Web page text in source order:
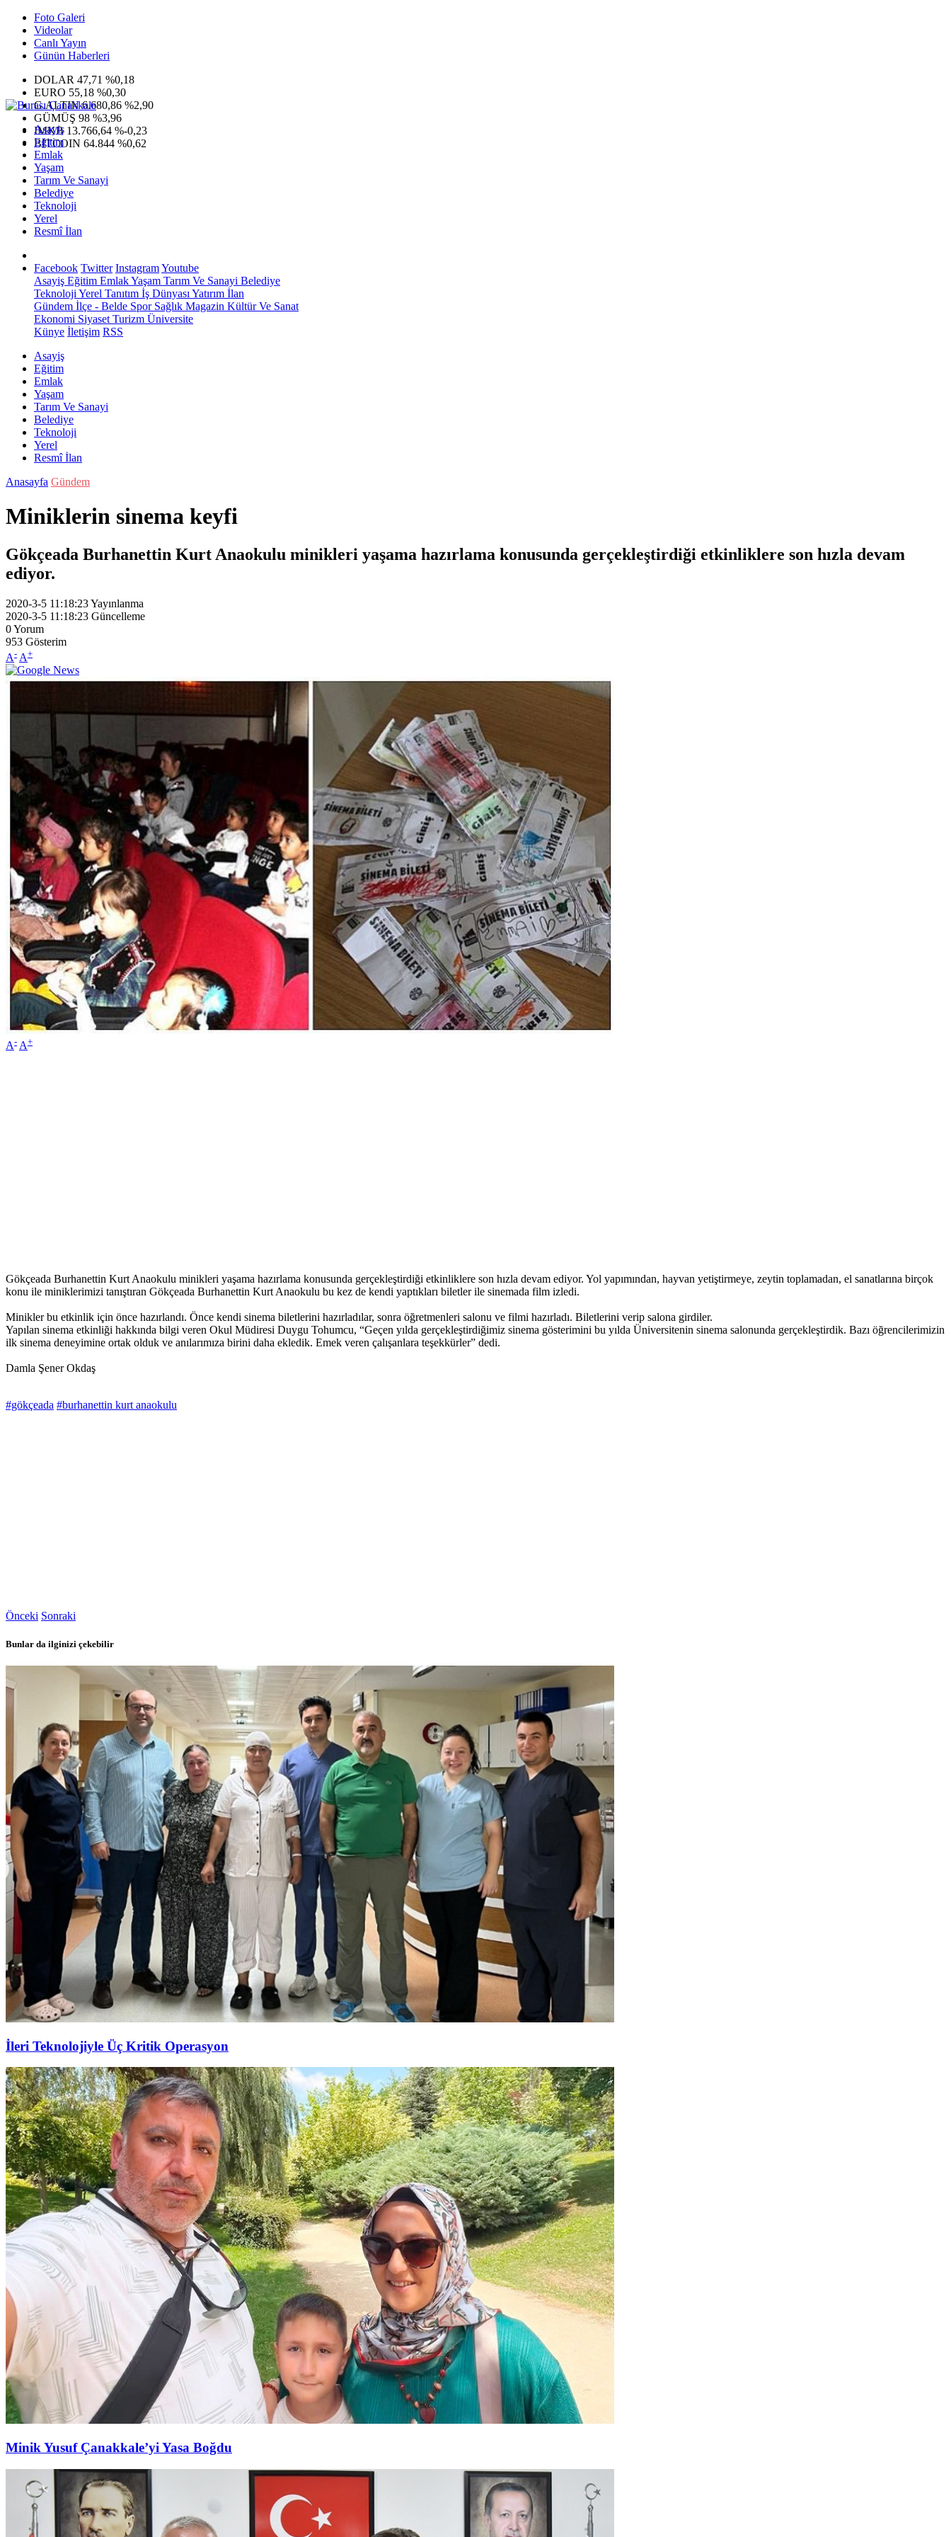
Foto Galeri
Videolar
Canlı Yayın
Günün Haberleri
DOLAR 47,71 %0,18
EURO 55,18 %0,30
G.ALTIN6.680,86 %2,90
GÜMÜŞ 98 %3,96
IMKB 13.766,64 %-0,23
BITCOIN 64.844 %0,62
Asayiş
Eğitim
Emlak
Yaşam
Tarım Ve Sanayi
Belediye
Teknoloji
Yerel
Resmî İlan
Facebook Twitter InstagramYoutube
Asayiş Eğitim EmlakYaşam Tarım Ve Sanayi Belediye
Teknoloji Yerel Tanıtım İş Dünyası Yatırım İlan
Gündem İlçe - Belde SporSağlık Magazin Kültür Ve Sanat
Ekonomi Siyaset Turizm Üniversite
Künye İletişim RSS
Asayiş
Eğitim
Emlak
Yaşam
Tarım Ve Sanayi
Belediye
Teknoloji
Yerel
Resmî İlan
Anasayfa Gündem
Miniklerin sinema keyfi
Gökçeada Burhanettin Kurt Anaokulu minikleri yaşama hazırlama konusunda gerçekleştirdiği etkinliklere son hızla devam
ediyor.
2020-3-5 11:18:23Yayınlanma
2020-3-5 11:18:23 Güncelleme
0Yorum
953 Gösterim
A- A+
A- A+
Gökçeada Burhanettin Kurt Anaokulu minikleri yaşama hazırlama konusunda gerçekleştirdiği etkinliklere son hızla devam ediyor. Yol yapımından, hayvan yetiştirmeye, zeytin toplamadan, el sanatlarına birçok
konu ile miniklerimizi tanıştıran Gökçeada Burhanettin Kurt Anaokulu bu kez de kendi yaptıkları biletler ile sinemada film izledi.
Minikler bu etkinlik için önce hazırlandı. Önce kendi sinema biletlerini hazırladılar, sonra öğretmenleri salonu ve filmi hazırladı. Biletlerini verip salona girdiler.
Yapılan sinema etkinliği hakkında bilgi veren Okul Müdiresi Duygu Tohumcu, “Geçen yılda gerçekleştirdiğimiz sinema gösterimini bu yılda Üniversitenin sinema salonunda gerçekleştirdik. Bazı öğrencilerimizin
ilk sinema deneyimine ortak olduk ve anılarımıza birini daha ekledik. Emek veren çalışanlara teşekkürler” dedi.
Damla Şener Okdaş
#gökçeada #burhanettin kurt anaokulu
Önceki Sonraki
Bunlar da ilginizi çekebilir
İleri Teknolojiyle Üç Kritik Operasyon
Minik Yusuf Çanakkale’yi Yasa Boğdu